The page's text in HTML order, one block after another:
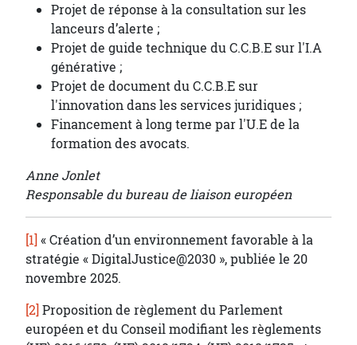
Projet de réponse à la consultation sur les
lanceurs d’alerte ;
Projet de guide technique du C.C.B.E sur l'I.A
générative ;
Projet de document du C.C.B.E sur
l'innovation dans les services juridiques ;
Financement à long terme par l'U.E de la
formation des avocats.
Anne Jonlet
Responsable du bureau de liaison européen
[1] « Création d’un environnement favorable à la
stratégie « DigitalJustice@2030 », publiée le 20
novembre 2025.
[2] Proposition de règlement du Parlement
européen et du Conseil modifiant les règlements